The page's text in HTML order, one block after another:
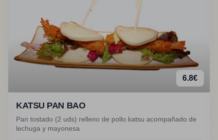
6.8€
KATSU PAN BAO
Pan tostado (2 uds) relleno de pollo katsu acompañado de
lechuga y mayonesa